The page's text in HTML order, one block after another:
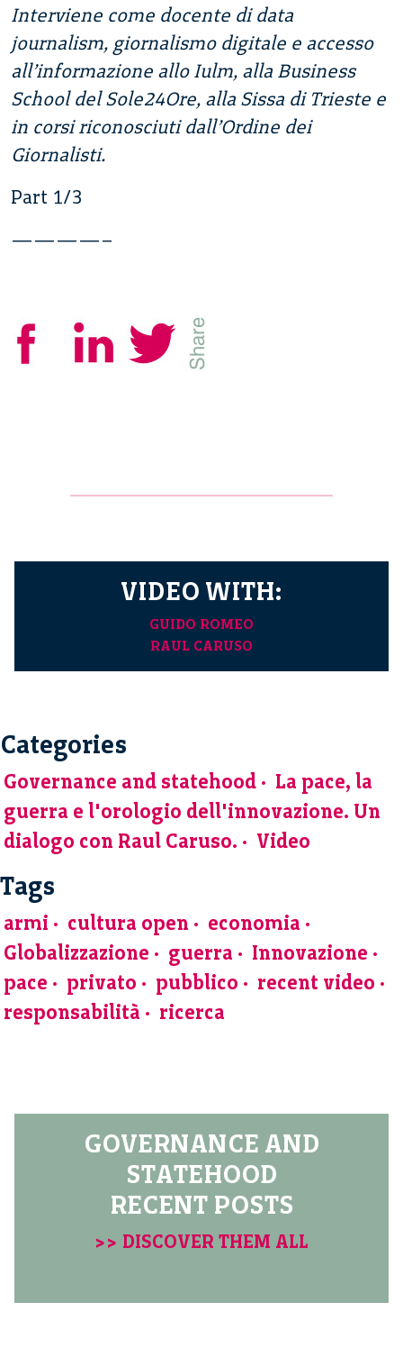
Interviene come docente di data
journalism, giornalismo digitale e accesso
all’informazione allo Iulm, alla Business
School del Sole24Ore, alla Sissa di Trieste e
in corsi riconosciuti dall’Ordine dei
Giornalisti.
Part 1/3
————–
VIDEO WITH:
GUIDO ROMEO
RAUL CARUSO
Categories
Governance and statehood
La pace, la
guerra e l'orologio dell'innovazione. Un
dialogo con Raul Caruso.
Video
Tags
armi cultura open
economia
Globalizzazione
guerra
Innovazione
pace
privato pubblico
recent video
responsabilità
ricerca
GOVERNANCE AND
STATEHOOD
RECENT POSTS
>> DISCOVER THEM ALL